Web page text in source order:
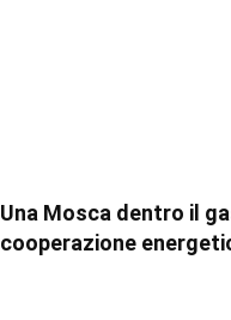
Una Mosca dentro il
cooperazione